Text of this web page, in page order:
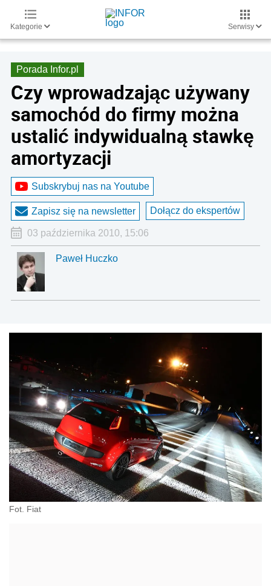
Kategorie Serwisy
Porada Infor.pl
Czy wprowadzając używany
samochód do firmy można
ustalić indywidualną stawkę
amortyzacji
Subskrybuj nas na Youtube
Zapisz się na newsletter Dołącz do ekspertów
03 października 2010, 15:06
Paweł Huczko
Fot. Fiat